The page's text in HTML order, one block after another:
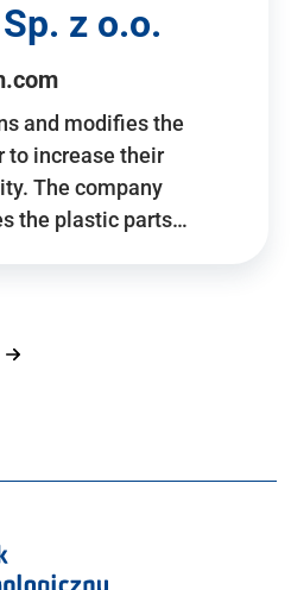
z o.o.
and modifies the
to increase their
The company
the plastic parts…